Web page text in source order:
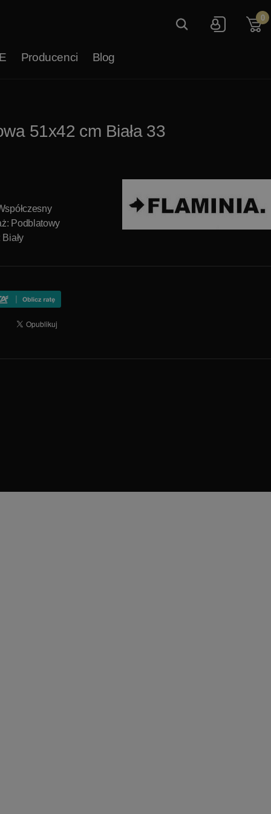
0
Producenci Blog
51x42 cm Biała 33
Podblatowy
Biały